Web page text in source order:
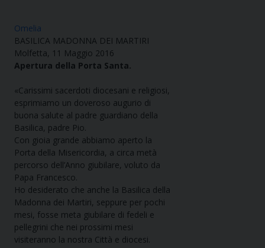
Omelia
BASILICA MADONNA DEI MARTIRI
Molfetta, 11 Maggio 2016
Apertura della Porta Santa.
«Carissimi sacerdoti diocesani e religiosi,
esprimiamo un doveroso augurio di
buona salute al padre guardiano della
Basilica, padre Pio.
Con gioia grande abbiamo aperto la
Porta della Misericordia, a circa metà
percorso dell’Anno giubilare, voluto da
Papa Francesco.
Ho desiderato che anche la Basilica della
Madonna dei Martiri, seppure per pochi
mesi, fosse meta giubilare di fedeli e
pellegrini che nei prossimi mesi
visiteranno la nostra Città e diocesi.